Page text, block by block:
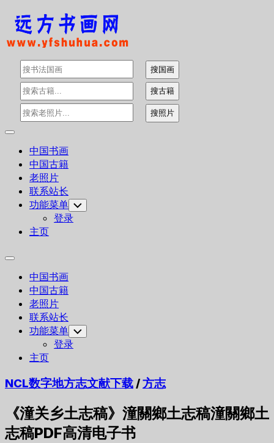
Skip
content
Expand
中国书画
中国古籍
老照片
联系站长
功能菜单 Toggle
Child
Menu
登录
主页
Expand
中国书画
中国古籍
老照片
联系站长
功能菜单 Toggle
Child
Menu
登录
主页
NCL数字地方志文献下载/方志
《潼关乡土志稿》潼關鄉土志稿潼關鄉土
志稿PDF高清电子书